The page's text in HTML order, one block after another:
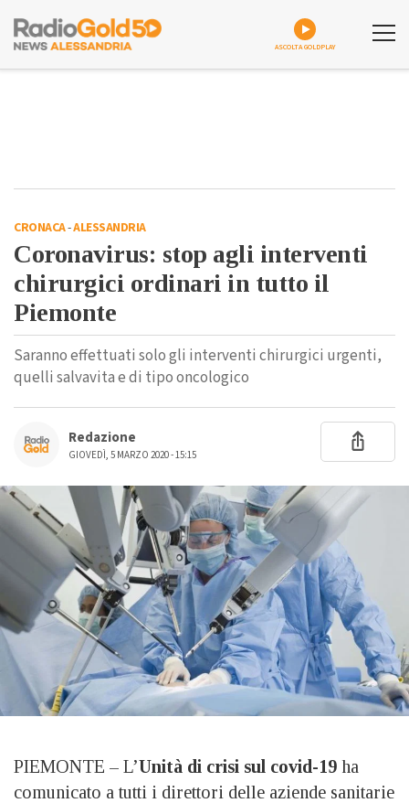
ASCOLTA GOLDPLAY
CRONACA-ALESSANDRIA
Coronavirus: stop agli interventi
chirurgici ordinari in tutto il
Piemonte
Saranno effettuati solo gli interventi chirurgici urgenti,
quelli salvavita e di tipo oncologico
Redazione
GIOVEDÌ, 5 MARZO 2020 - 15:15
PIEMONTE – L’Unità di crisi sul covid-19 ha
comunicato a tutti i direttori delle aziende sanitarie